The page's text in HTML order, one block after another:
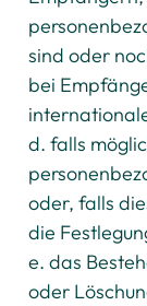
sind oder
bei
d. falls
oder, falls
die
e. das
oder